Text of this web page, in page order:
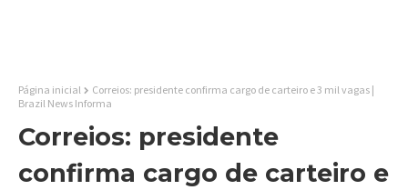
Página inicial
Correios: presidente confirma cargo de carteiro e 3 mil vagas |
Brazil News Informa
Correios: presidente
confirma cargo de carteiro e